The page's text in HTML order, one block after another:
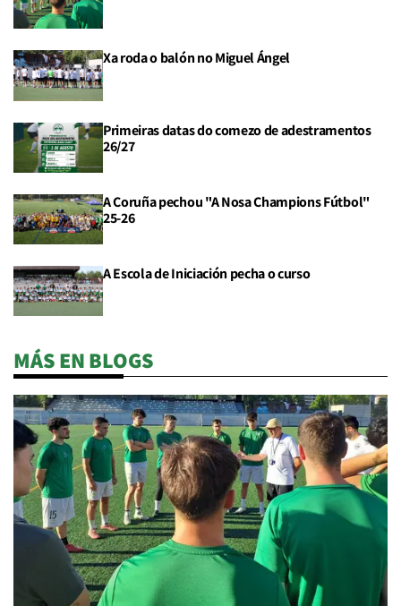
Xa roda o balón no Miguel Ángel
Primeiras datas do comezo de adestramentos
26/27
A Coruña pechou "A Nosa Champions Fútbol"
25-26
A Escola de Iniciación pecha o curso
MÁS EN BLOGS